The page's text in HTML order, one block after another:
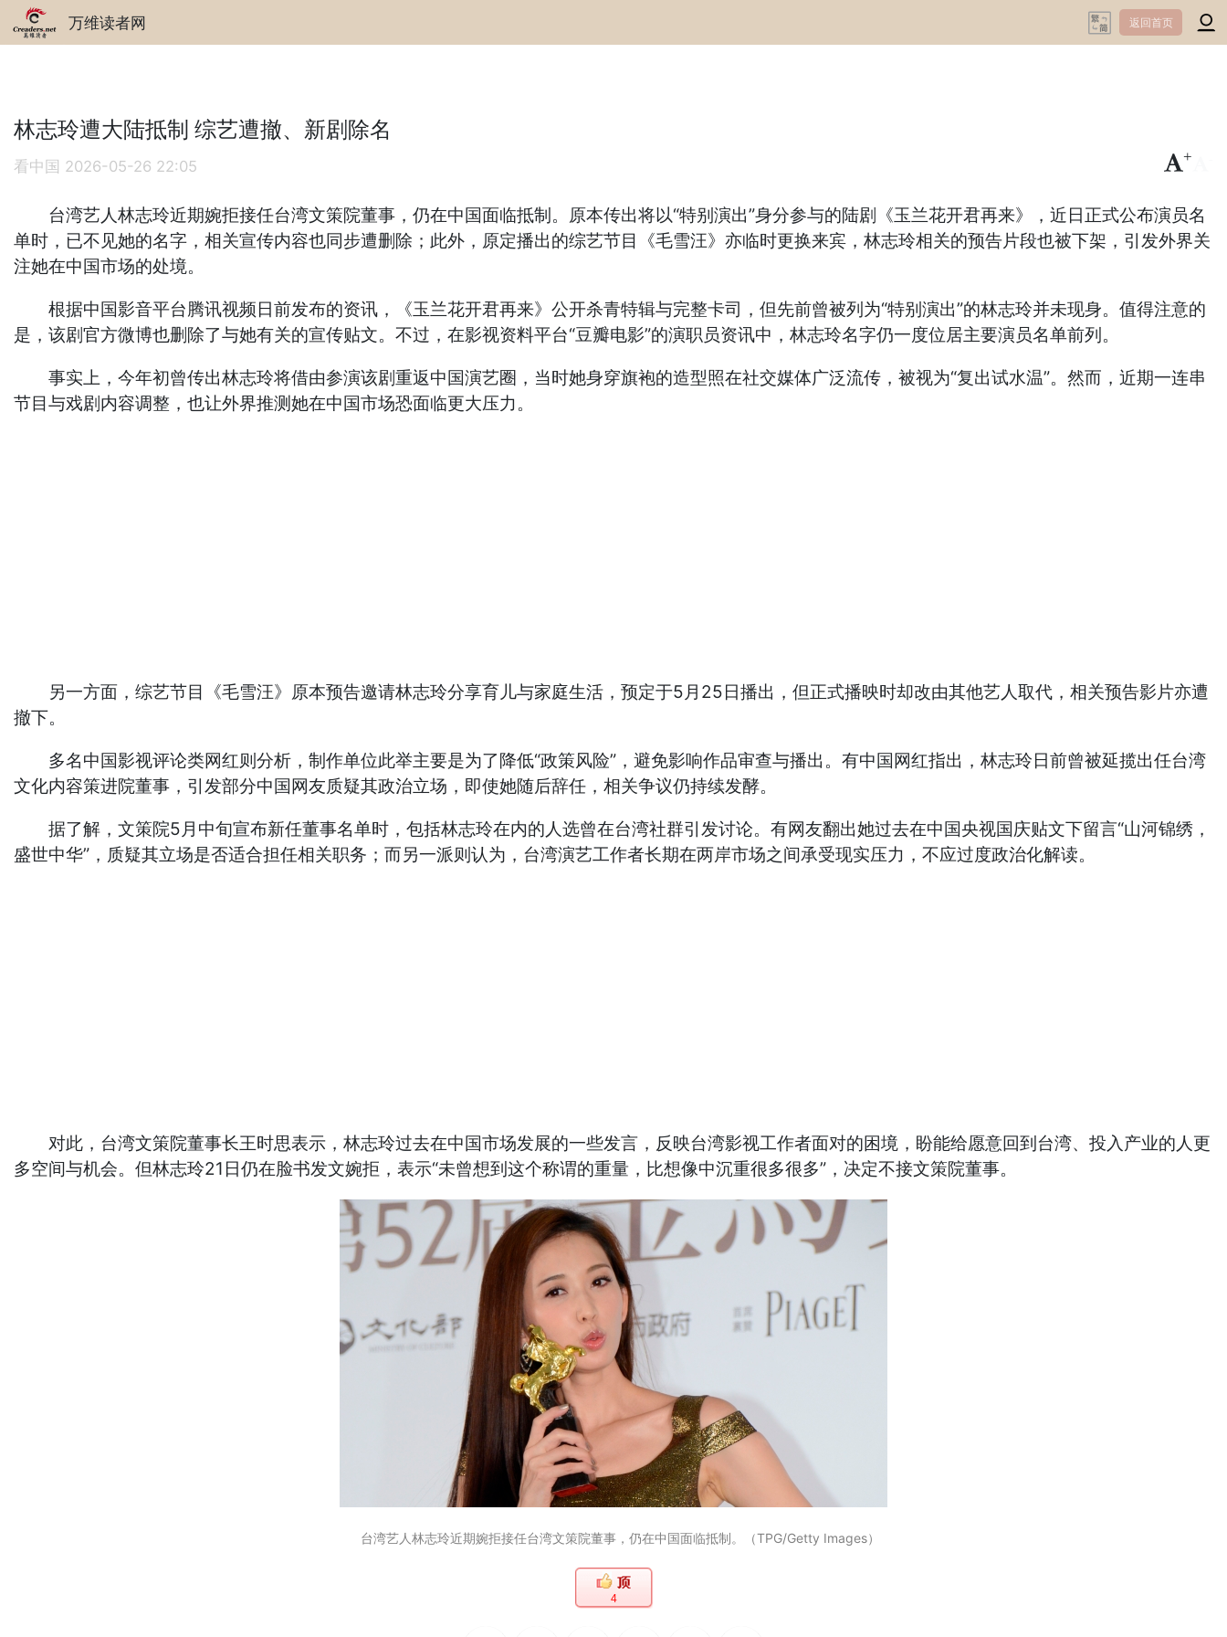
万维读者网 返回首页
林志玲遭大陆抵制 综艺遭撤、新剧除名
看中国 2026-05-26 22:05
+
台湾艺人林志玲近期婉拒接任台湾文策院董事，仍在中国面临抵制。原本传出将以“特别演出”身分参与的陆剧《玉兰花开君再来》，近日正式公布演员名
单时，已不见她的名字，相关宣传内容也同步遭删除；此外，原定播出的综艺节目《毛雪汪》亦临时更换来宾，林志玲相关的预告片段也被下架，引发外界关
注她在中国市场的处境。
根据中国影音平台腾讯视频日前发布的资讯，《玉兰花开君再来》公开杀青特辑与完整卡司，但先前曾被列为“特别演出”的林志玲并未现身。值得注意的
是，该剧官方微博也删除了与她有关的宣传贴文。不过，在影视资料平台“豆瓣电影”的演职员资讯中，林志玲名字仍一度位居主要演员名单前列。
事实上，今年初曾传出林志玲将借由参演该剧重返中国演艺圈，当时她身穿旗袍的造型照在社交媒体广泛流传，被视为“复出试水温”。然而，近期一连串
节目与戏剧内容调整，也让外界推测她在中国市场恐面临更大压力。
另一方面，综艺节目《毛雪汪》原本预告邀请林志玲分享育儿与家庭生活，预定于5月25日播出，但正式播映时却改由其他艺人取代，相关预告影片亦遭
撤下。
多名中国影视评论类网红则分析，制作单位此举主要是为了降低“政策风险”，避免影响作品审查与播出。有中国网红指出，林志玲日前曾被延揽出任台湾
文化内容策进院董事，引发部分中国网友质疑其政治立场，即使她随后辞任，相关争议仍持续发酵。
据了解，文策院5月中旬宣布新任董事名单时，包括林志玲在内的人选曾在台湾社群引发讨论。有网友翻出她过去在中国央视国庆贴文下留言“山河锦绣，
盛世中华”，质疑其立场是否适合担任相关职务；而另一派则认为，台湾演艺工作者长期在两岸市场之间承受现实压力，不应过度政治化解读。
对此，台湾文策院董事长王时思表示，林志玲过去在中国市场发展的一些发言，反映台湾影视工作者面对的困境，盼能给愿意回到台湾、投入产业的人更
多空间与机会。但林志玲21日仍在脸书发文婉拒，表示“未曾想到这个称谓的重量，比想像中沉重很多很多”，决定不接文策院董事。
台湾艺人林志玲近期婉拒接任台湾文策院董事，仍在中国面临抵制。（TPG/Getty Images）
4